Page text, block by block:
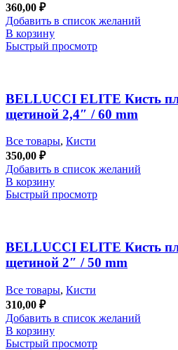
360,00 ₽
Добавить в список желаний
В корзину
Быстрый просмотр
BELLUCCI ELITE Кисть
щетиной 2,4″ / 60 mm
Все товары, Кисти
350,00 ₽
Добавить в список желаний
В корзину
Быстрый просмотр
BELLUCCI ELITE Кисть
щетиной 2″ / 50 mm
Все товары, Кисти
310,00 ₽
Добавить в список желаний
В корзину
Быстрый просмотр